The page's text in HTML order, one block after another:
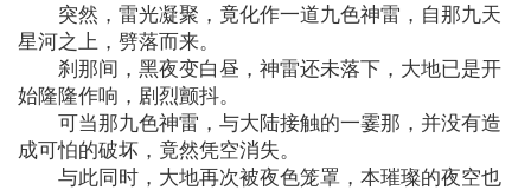
突然，雷光凝聚，竟化作一道九色神雷，自那九天
星河之上，劈落而来。
刹那间，黑夜变白昼，神雷还未落下，大地已是开
始隆隆作响，剧烈颤抖。
可当那九色神雷，与大陆接触的一霎那，并没有造
成可怕的破坏，竟然凭空消失。
与此同时，大地再次被夜色笼罩，本璀璨的夜空也